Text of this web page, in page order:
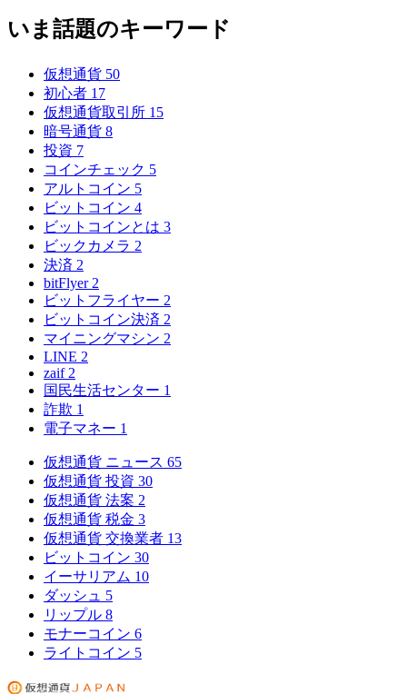
いま話題のキーワード
仮想通貨 50
初心者 17
仮想通貨取引所 15
暗号通貨 8
投資 7
コインチェック 5
アルトコイン 5
ビットコイン 4
ビットコインとは 3
ビックカメラ 2
決済 2
bitFlyer 2
ビットフライヤー 2
ビットコイン決済 2
マイニングマシン 2
LINE 2
zaif 2
国民生活センター 1
詐欺 1
電子マネー 1
仮想通貨 ニュース 65
仮想通貨 投資 30
仮想通貨 法案 2
仮想通貨 税金 3
仮想通貨 交換業者 13
ビットコイン 30
イーサリアム 10
ダッシュ 5
リップル 8
モナーコイン 6
ライトコイン 5